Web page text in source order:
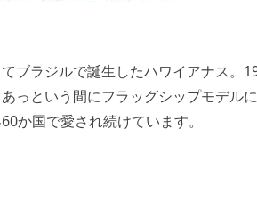
てブラジルで誕生したハワイアナス。
っという間にフラッグシップモデル
か国で愛され続けています。